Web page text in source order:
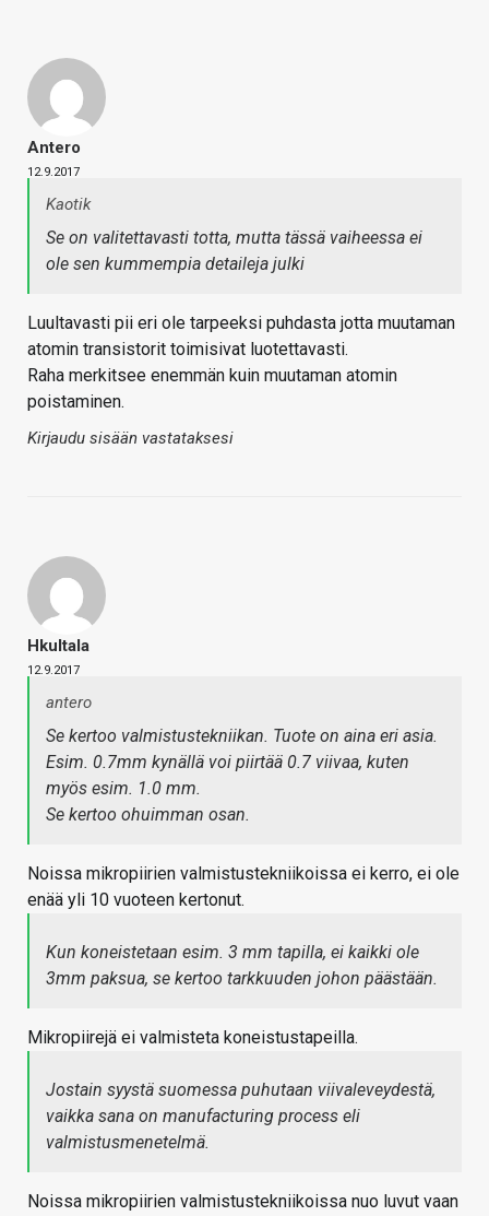
Antero
12.9.2017
Kaotik
Se on valitettavasti totta, mutta tässä vaiheessa ei
ole sen kummempia detaileja julki
Luultavasti pii eri ole tarpeeksi puhdasta jotta muutaman
atomin transistorit toimisivat luotettavasti.
Raha merkitsee enemmän kuin muutaman atomin
poistaminen.
Kirjaudu sisään vastataksesi
Hkultala
12.9.2017
antero
Se kertoo valmistustekniikan. Tuote on aina eri asia.
Esim. 0.7mm kynällä voi piirtää 0.7 viivaa, kuten
myös esim. 1.0 mm.
Se kertoo ohuimman osan.
Noissa mikropiirien valmistustekniikoissa ei kerro, ei ole
enää yli 10 vuoteen kertonut.
Kun koneistetaan esim. 3 mm tapilla, ei kaikki ole
3mm paksua, se kertoo tarkkuuden johon päästään.
Mikropiirejä ei valmisteta koneistustapeilla.
Jostain syystä suomessa puhutaan viivaleveydestä,
vaikka sana on manufacturing process eli
valmistusmenetelmä.
Noissa mikropiirien valmistustekniikoissa nuo luvut vaan